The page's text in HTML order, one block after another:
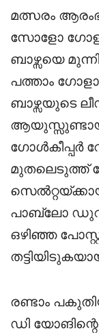
മത്സരം
സോളോ
ബാഴ്സയെ
പത്താം
ബാഴ്സയുടെ
ഗോൾകീപ്പർ
മുതലെടുത്ത്
പാബ്ലോ
ഒഴിഞ്ഞ
രണ്ടാം
ഡി